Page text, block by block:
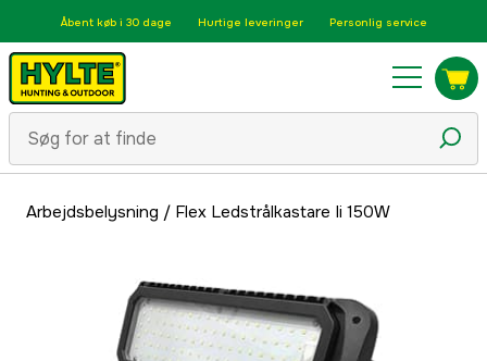
Åbent køb i 30 dage Hurtige leveringer Personlig service
Arbejdsbelysning / Flex Ledstrålkastare Ii 150W